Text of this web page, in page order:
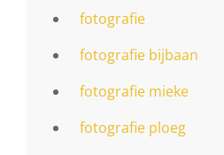
fotografie
fotografie bijbaan
fotografie mieke
fotografie ploeg